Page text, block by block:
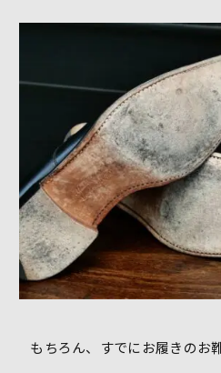
もちろん、すでにお履きのお